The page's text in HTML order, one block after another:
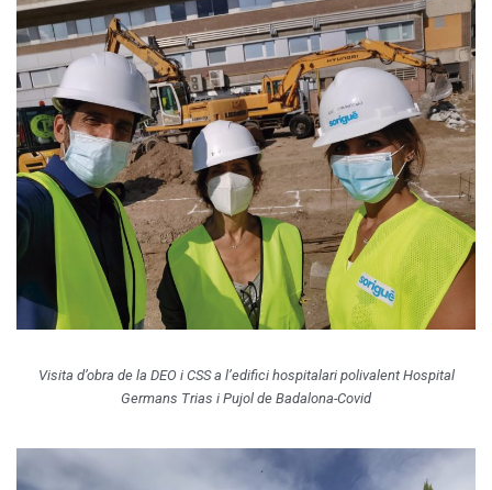
Visita d’obra de la DEO i CSS a l’edifici hospitalari polivalent Hospital
Germans Trias i Pujol de Badalona-Covid